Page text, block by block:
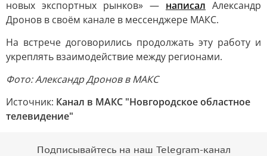
новых экспортных рынков» — написал Александр
Дронов в своём канале в мессенджере МАКС.
На встрече договорились продолжать эту работу и
укреплять взаимодействие между регионами.
Фото: Александр Дронов в МАКС
Источник: Канал в МАКС "Новгородское областное
телевидение"
Подписывайтесь на наш Telegram-канал